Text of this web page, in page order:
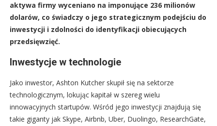
aktywa firmy wyceniano na imponujące 236 milionów
dolarów, co świadczy o jego strategicznym podejściu do
inwestycji i zdolności do identyfikacji obiecujących
przedsięwzięć.
Inwestycje w technologie
Jako inwestor, Ashton Kutcher skupił się na sektorze
technologicznym, lokując kapitał w szereg wielu
innowacyjnych startupów. Wśród jego inwestycji znajdują się
takie giganty jak Skype, Airbnb, Uber, Duolingo, ResearchGate,